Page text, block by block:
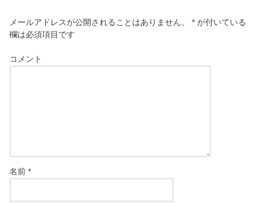
メールアドレスが公開されることはありません。 * が付いている
欄は必須項目です
コメント
名前*